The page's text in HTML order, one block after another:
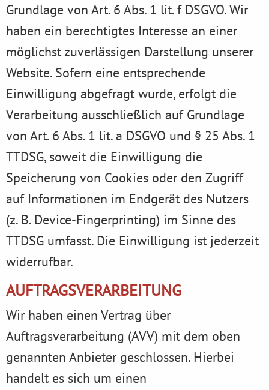
Grundlage von Art. 6 Abs. 1 lit. f DSGVO. Wir
haben ein berechtigtes Interesse an einer
möglichst zuverlässigen Darstellung unserer
Website. Sofern eine entsprechende
Einwilligung abgefragt wurde, erfolgt die
Verarbeitung ausschließlich auf Grundlage
von Art. 6 Abs. 1 lit. a DSGVO und § 25 Abs. 1
TTDSG, soweit die Einwilligung die
Speicherung von Cookies oder den Zugriff
auf Informationen im Endgerät des Nutzers
(z. B. Device-Fingerprinting) im Sinne des
TTDSG umfasst. Die Einwilligung ist jederzeit
widerrufbar.
AUFTRAGSVERARBEITUNG
Wir haben einen Vertrag über
Auftragsverarbeitung (AVV) mit dem oben
genannten Anbieter geschlossen. Hierbei
handelt es sich um einen